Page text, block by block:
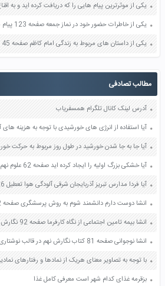
یکی از خاطرات حضور خود در نماز جمعه صفحه 123 پیام های آسمان هفتم
یکی از داستان های مربوط به زندگی امام کاظم صفحه 45 هدیه های آسمان چهارم
مطالب تصادفی
آدرس لینک کانال تلگرام همسفریاب
آیا خشکی بزرگ اولیه را ایجاد کرده اید صفحه 62 علوم نهم
آیا فردا مدارس تبریز آذربایجان شرقی آلودگی هوا تعطیل 26 آذر ماه 96 تعطیلی
انشا دوست دارم دانشمند شوم به روش پرسشگری صفحه 102 کتاب نگارش فارسی چهارم
انشا بیمه تامین اجتماعی از نگاه کارفرما صفحه 92 نگارش هشتم
انشا نوجوانی صفحه 81 کتاب نگارش نهم در قالب نوشتاری درس ششم
بزقرمه غذای کدام شهر است معرفی کامل غذا